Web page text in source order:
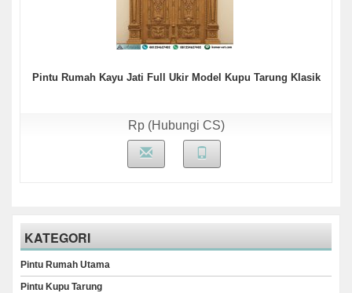
Pintu Rumah Kayu Jati Full Ukir Model Kupu Tarung Klasik
Rp (Hubungi CS)
KATEGORI
Pintu Rumah Utama
Pintu Kupu Tarung